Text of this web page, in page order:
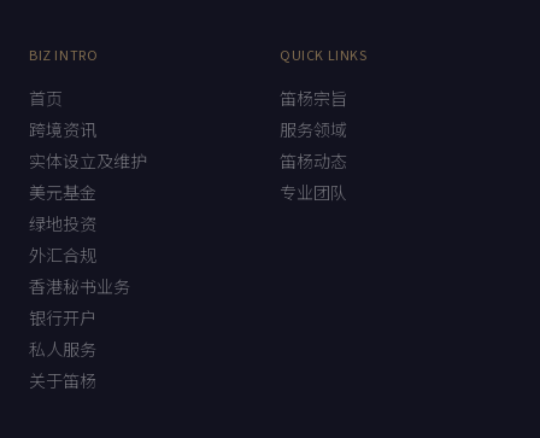
BIZ INTRO
首页
跨境资讯
实体设立及维护
美元基金
绿地投资
外汇合规
香港秘书业务
银行开户
私人服务
关于笛杨
QUICK LINKS
笛杨宗旨
服务领域
笛杨动态
专业团队